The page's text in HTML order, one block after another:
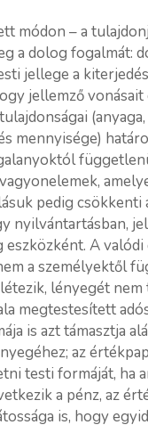
módon – a
a dolog fogalmát:
jellege a
jellemző
mennyisége)
pedig csökkenti
nyilvántartásban,
A
a személyektől
lényegét nem
megtestesített
is azt támasztja
az
testi formáját, ha
a pénz, az
is, hogy